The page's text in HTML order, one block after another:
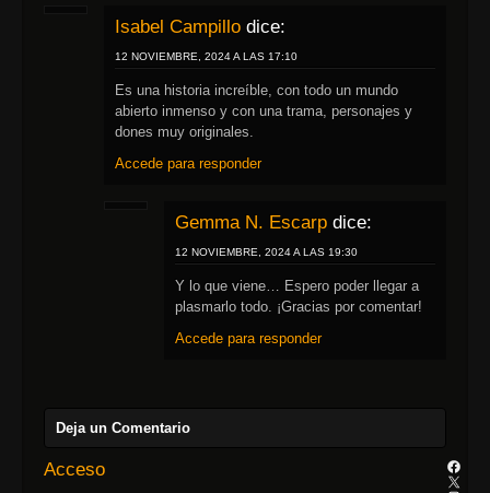
Isabel Campillo dice:
12 NOVIEMBRE, 2024 A LAS 17:10
Es una historia increíble, con todo un mundo
abierto inmenso y con una trama, personajes y
dones muy originales.
Accede para responder
Gemma N. Escarp dice:
12 NOVIEMBRE, 2024 A LAS 19:30
Y lo que viene… Espero poder llegar a
plasmarlo todo. ¡Gracias por comentar!
Accede para responder
Deja un Comentario
Acceso